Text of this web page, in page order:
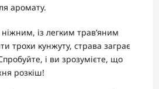
аромату.
із легким трав’яним
трохи кунжуту, страва заграє
і ви зрозумієте, що
розкіш!